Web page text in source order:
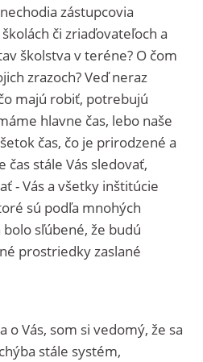
zástupcovia
školách či zriaďovateľoch a
školstva v teréne? O čom
zrazoch? Veď neraz
majú robiť, potrebujú
hlavne čas, lebo naše
čas, čo je prirodzené a
čas stále Vás sledovať,
- Vás a všetky inštitúcie
sú podľa mnohých
sľúbené, že budú
prostriedky zaslané
o Vás, som si vedomý, že sa
stále systém,